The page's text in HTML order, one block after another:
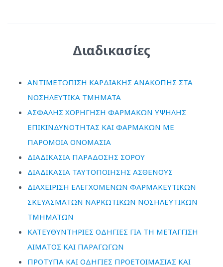
Διαδικασίες
ΑΝΤΙΜΕΤΩΠΙΣΗ ΚΑΡΔΙΑΚΗΣ ΑΝΑΚΟΠΗΣ ΣΤΑ
ΝΟΣΗΛΕΥΤΙΚΑ ΤΜΗΜΑΤΑ
ΑΣΦΑΛΗΣ ΧΟΡΗΓΗΣΗ ΦΑΡΜΑΚΩΝ ΥΨΗΛΗΣ
ΕΠΙΚΙΝΔΥΝΟΤΗΤΑΣ ΚΑΙ ΦΑΡΜΑΚΩΝ ΜΕ
ΠΑΡΟΜΟΙΑ ΟΝΟΜΑΣΙΑ
ΔΙΑΔΙΚΑΣΙΑ ΠΑΡΑΔΟΣΗΣ ΣΟΡΟΥ
ΔΙΑΔΙΚΑΣΙΑ ΤΑΥΤΟΠΟΙΗΣΗΣ ΑΣΘΕΝΟΥΣ
ΔΙΑΧΕΙΡΙΣΗ ΕΛΕΓΧΟΜΕΝΩΝ ΦΑΡΜΑΚΕΥΤΙΚΩΝ
ΣΚΕΥΑΣΜΑΤΩΝ ΝΑΡΚΩΤΙΚΩΝ ΝΟΣΗΛΕΥΤΙΚΩΝ
ΤΜΗΜΑΤΩΝ
ΚΑΤΕΥΘΥΝΤΗΡΙΕΣ ΟΔΗΓΙΕΣ ΓΙΑ ΤΗ ΜΕΤΑΓΓΙΣΗ
ΑΙΜΑΤΟΣ ΚΑΙ ΠΑΡΑΓΩΓΩΝ
ΠΡΟΤΥΠΑ ΚΑΙ ΟΔΗΓΙΕΣ ΠΡΟΕΤΟΙΜΑΣΙΑΣ ΚΑΙ